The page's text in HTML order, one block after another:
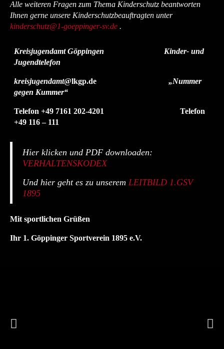
Alle weiteren Fragen zum Thema Kinderschutz beantworten
Ihnen gerne unsere Kinderschutzbeauftragten unter
kinderschutz@1-goeppinger-sv.de .
Kreisjugendamt Göppingen Kinder- und
Jugendtelefon
kreisjugendamt@lkgp.de
„Nummer
gegen Kummer“
Telefon +49 7161 202-4201 Telefon
+49 116 – 111
Hier klicken und PDF downloaden:
VERHALTENSKODEX
Und hier geht es zu unserem LEITBILD 1.GSV
1895
Mit sportlichen Grüßen
Ihr 1. Göppinger Sportverein 1895 e.V.